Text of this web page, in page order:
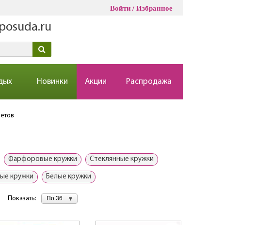
Войти Избранное
Новинки Акции Распродажа
Фарфоровые кружки Стеклянные кружки
кружки Белые кружки
Показать: По 36